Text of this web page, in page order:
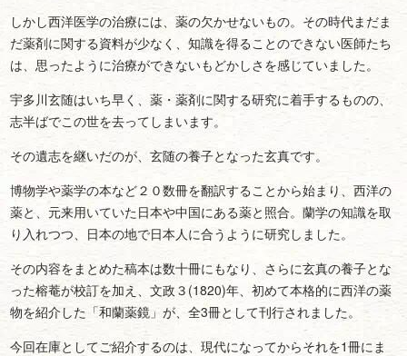
しかし西洋医学の治療には、薬の欠かせないもの。その時代まだま
だ薬剤に関する資料が少なく、知識を得ることのできない医師たち
は、思ったように治療ができないもどかしさを感じていました。
宇多川玄随はいち早く、薬・薬剤に関する研究に着手するものの、
志半ばでこの世を去ってしまいます。
その遺志を継いだのが、玄随の養子となった玄真です。
博物学や薬学の本など２０数冊を翻訳することから始まり、西洋の
薬と、元来用いていた日本や中国にある薬と照合。蘭学の知識を取
り入れつつ、日本の地で日本人に合うように研究しました。
その内容をまとめた稿本は数十冊にもなり、さらに玄真の養子とな
った榕菴が校訂を加え、文政３(1820)年、初めて本格的に西洋の薬
物を紹介した「和蘭薬鏡」が、全3冊として刊行されました。
今回在庫としてご紹介するのは、現代になってからそれを1冊にま